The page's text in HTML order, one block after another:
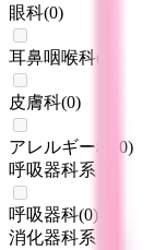
眼科(0)
耳鼻咽喉科(
皮膚科(0)
アレルギー科 0)
呼吸器科系
呼吸器科(0)
消化器科系